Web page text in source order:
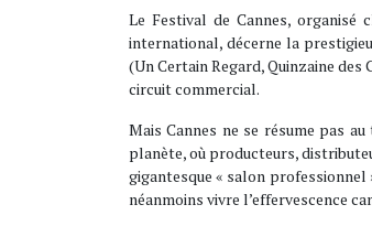
Le Festival de Cannes, organisé
international, décerne la
(Un Certain Regard, Quinzaine
circuit commercial.
Mais Cannes ne se résume pas
planète, où producteurs,
gigantesque « salon professionnel
néanmoins vivre l’effervescence